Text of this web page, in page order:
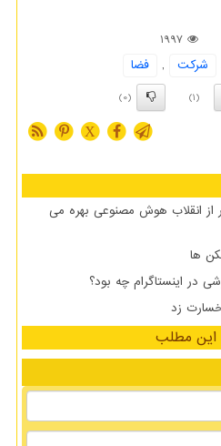
1997
شركت ,
فضا
(1)
(0)
X
انقلاب هوش مصنوعی بهره می
ها
در اینستاگرام چه بود؟
این مطلب